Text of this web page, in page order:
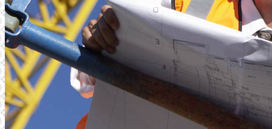
REFERENSER
FÖRETAGET
SENASTE PROJEKT
KONTAKT